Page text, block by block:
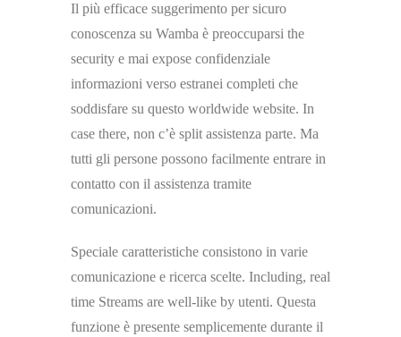
Il più efficace suggerimento per sicuro
conoscenza su Wamba è preoccuparsi the
security e mai expose confidenziale
informazioni verso estranei completi che
soddisfare su questo worldwide website. In
case there, non c’è split assistenza parte. Ma
tutti gli persone possono facilmente entrare in
contatto con il assistenza tramite
comunicazioni.
Speciale caratteristiche consistono in varie
comunicazione e ricerca scelte. Including, real
time Streams are well-like by utenti. Questa
funzione è presente semplicemente durante il